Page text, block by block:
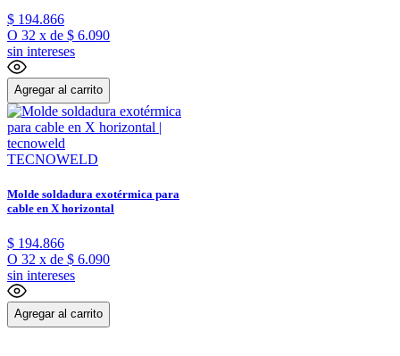
$ 194.866
O 32 x de $ 6.090
sin intereses
Agregar al carrito
TECNOWELD
Molde soldadura exotérmica para
cable en X horizontal
$ 194.866
O 32 x de $ 6.090
sin intereses
Agregar al carrito